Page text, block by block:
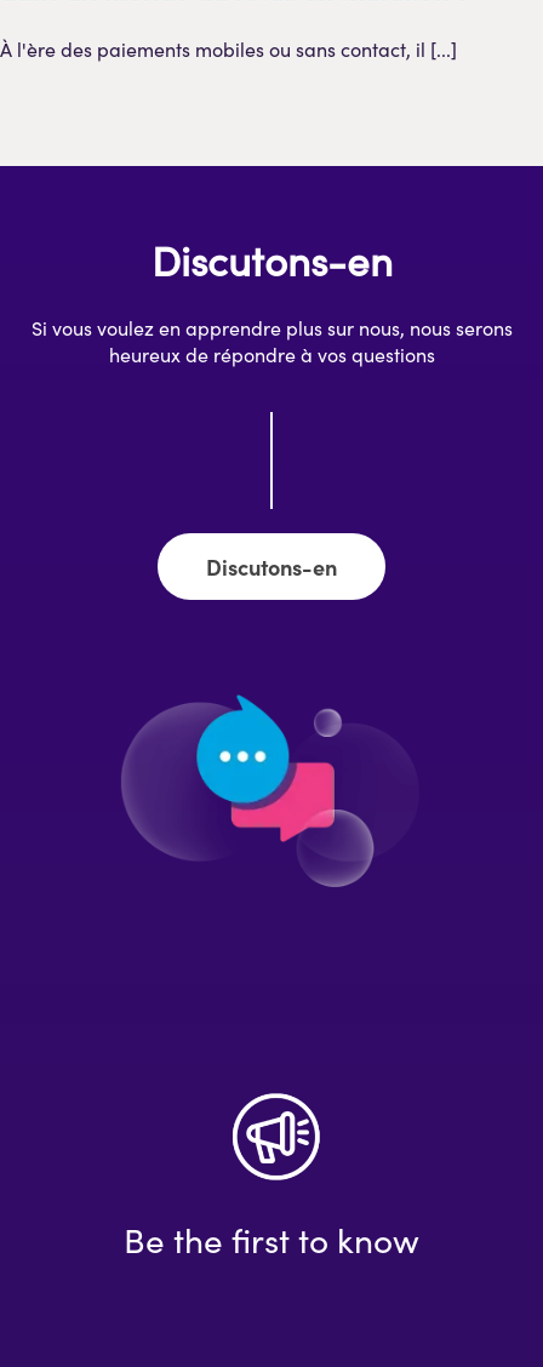
À l'ère des paiements mobiles ou sans contact, il [...]
Discutons-en
Si vous voulez en apprendre plus sur nous, nous serons
heureux de répondre à vos questions
Discutons-en
Be the first to know